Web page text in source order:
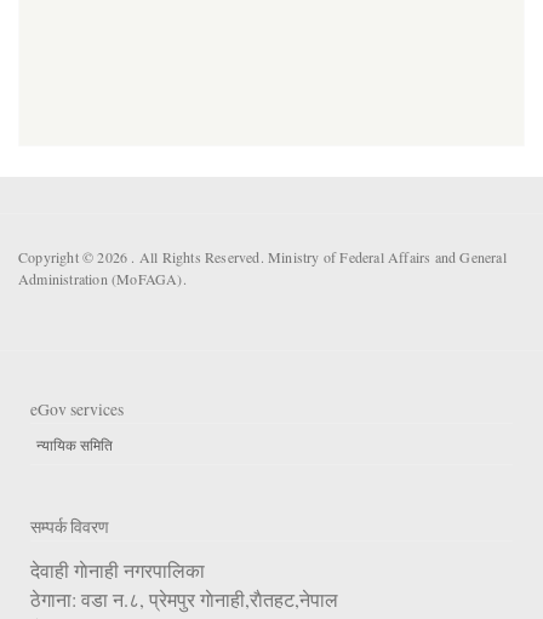
Copyright © 2026 . All Rights Reserved. Ministry of Federal Affairs and General
Administration (MoFAGA).
eGov services
न्यायिक समिति
सम्पर्क विवरण
देवाही गाेनाही नगरपालिका
ठेगाना: वडा न.८, प्रेमपुर गाेनाही,राैतहट,नेपाल